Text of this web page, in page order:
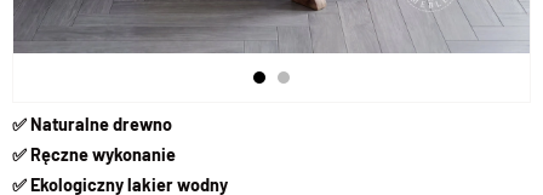
✅ Naturalne drewno
✅ Ręczne wykonanie
✅ Ekologiczny lakier wodny